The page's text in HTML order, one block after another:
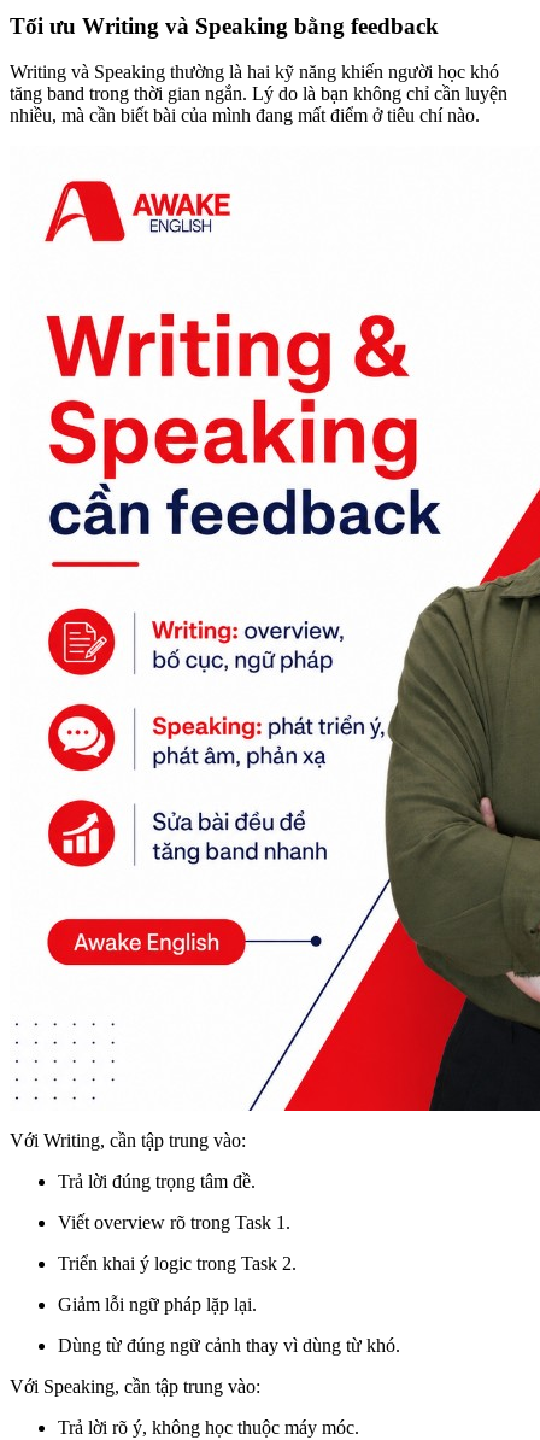
Tối ưu Writing và Speaking bằng feedback
Writing và Speaking thường là hai kỹ năng khiến người học khó
tăng band trong thời gian ngắn. Lý do là bạn không chỉ cần luyện
nhiều, mà cần biết bài của mình đang mất điểm ở tiêu chí nào.
Với Writing, cần tập trung vào:
Trả lời đúng trọng tâm đề.
Viết overview rõ trong Task 1.
Triển khai ý logic trong Task 2.
Giảm lỗi ngữ pháp lặp lại.
Dùng từ đúng ngữ cảnh thay vì dùng từ khó.
Với Speaking, cần tập trung vào:
Trả lời rõ ý, không học thuộc máy móc.